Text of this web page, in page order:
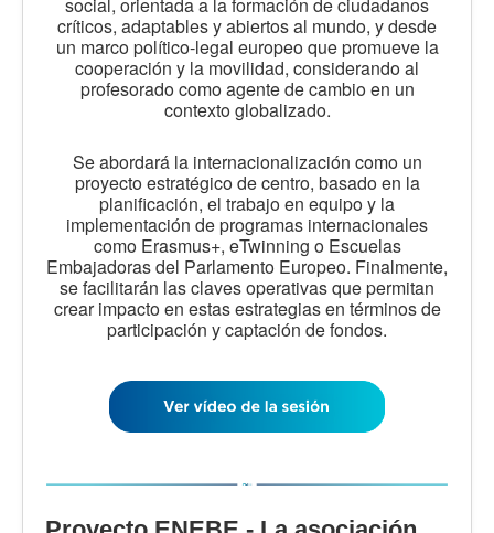
críticos, adaptables y abiertos al mundo, y desde
un marco político-legal europeo que promueve la
cooperación y la movilidad, considerando al
profesorado como agente de cambio en un
contexto globalizado.
Se abordará la internacionalización como un
proyecto estratégico de centro, basado en la
planificación, el trabajo en equipo y la
implementación de programas internacionales
como Erasmus+, eTwinning o Escuelas
Embajadoras del Parlamento Europeo. Finalmente,
se facilitarán las claves operativas que permitan
crear impacto en estas estrategias en términos de
participación y captación de fondos.